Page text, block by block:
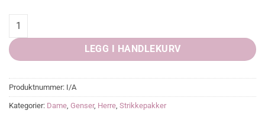
EVENTYRLIG genser Natur quantity
LEGG I HANDLEKURV
Produktnummer: I/A
Kategorier: Dame Genser, Herre Strikkepakker